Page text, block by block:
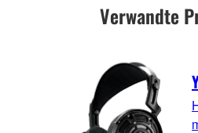
Verwandte